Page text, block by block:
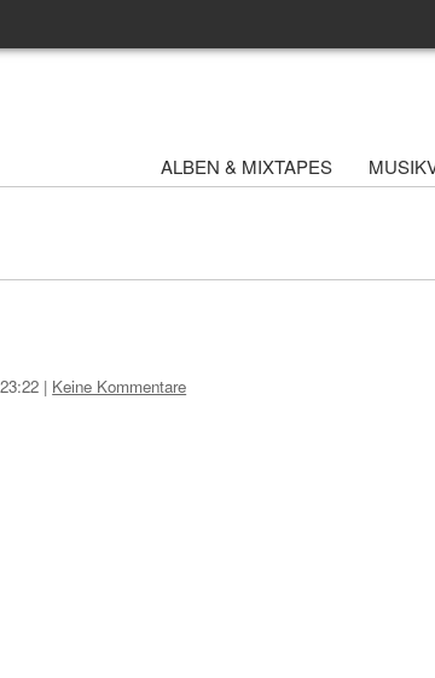
ALBEN & MIXTAPES
| Keine Kommentare